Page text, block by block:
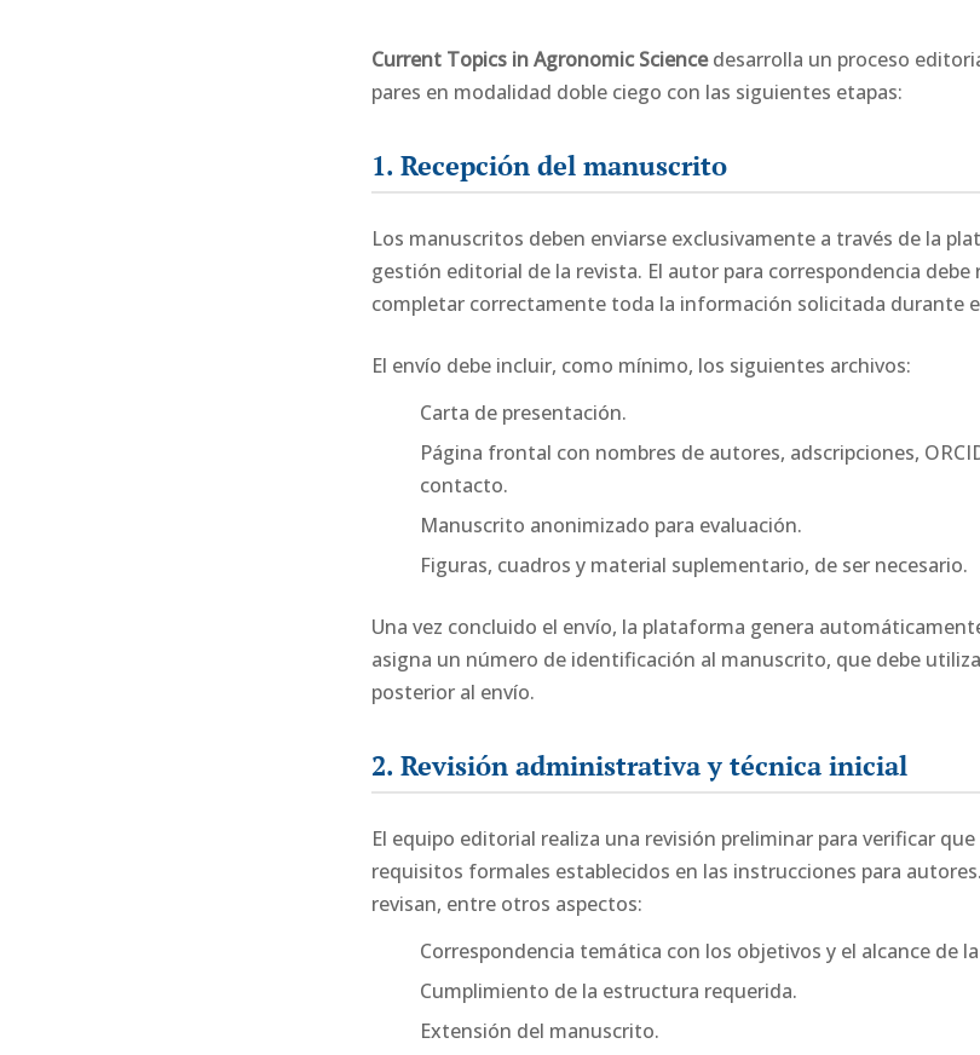
Current Topics in Agronomic Sciencedesarrolla un proceso
pares en modalidad doble ciego con las siguientes etapas:
1. Recepción del manuscrito
Los manuscritos deben enviarse exclusivamente a través de la
gestión editorial de la revista. El autor para correspondencia debe
completar correctamente toda la información solicitada durante
El envío debe incluir, como mínimo, los siguientes archivos:
Carta de presentación.
Página frontal con nombres de autores, adscripciones,
contacto.
Manuscrito anonimizado para evaluación.
Figuras, cuadros y material suplementario, de ser necesario.
Una vez concluido el envío, la plataforma genera
asigna un número de identificación al manuscrito, que debe
posterior al envío.
2. Revisión administrativa y técnica inicial
El equipo editorial realiza una revisión preliminar para verificar
requisitos formales establecidos en las instrucciones para
revisan, entre otros aspectos:
Correspondencia temática con los objetivos y el alcance de
Cumplimiento de la estructura requerida.
Extensión del manuscrito.